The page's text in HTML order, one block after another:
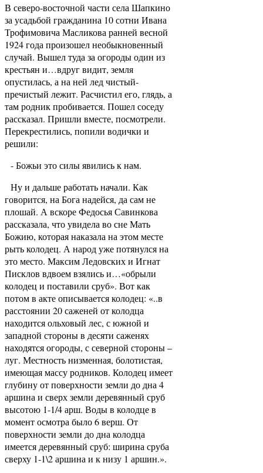
В северо-восточной части села Шапкино
за усадьбой гражданина 10 сотни Ивана
Трофимовича Масликова ранней весной
1924 года произошел необыкновенный
случай. Вышел туда за огороды один из
крестьян и…вдруг видит, земля
опустилась, а на ней лед чистый-
пречистый лежит. Расчистил его, глядь, а
там родник пробивается. Пошел соседу
рассказал. Пришли вместе, посмотрели.
Перекрестились, попили водички и
решили:
- Божьи это силы явились к нам.
Ну и дальше работать начали. Как
говорится, на Бога надейся, да сам не
плошай. А вскоре Федосья Савинкова
рассказала, что увидела во сне Мать
Божию, которая наказала на этом месте
рыть колодец. А народ уже потянулся на
это место. Максим Ледовских и Игнат
Писклов вдвоем взялись и…«обрыли
колодец и поставили сруб». Вот как
потом в акте описывается колодец: «..в
расстоянии 20 саженей от колодца
находится ольховый лес, с южной и
западной стороны в десяти саженях
находятся огороды, с северной стороны –
луг. Местность низменная, болотистая,
имеющая массу родников. Колодец имеет
глубину от поверхности земли до дна 4
аршина и сверх земли деревянный сруб
высотою 1-1/4 арш. Воды в колодце в
момент осмотра было 6 верш. От
поверхности земли до дна колодца
имеется деревянный сруб: ширина сруба
сверху 1-1\2 аршина и к низу 1 аршин.».